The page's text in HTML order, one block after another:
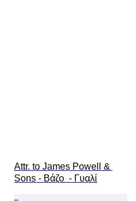
Attr. to James Powell &
Sons - Βάζο  - Γυαλί